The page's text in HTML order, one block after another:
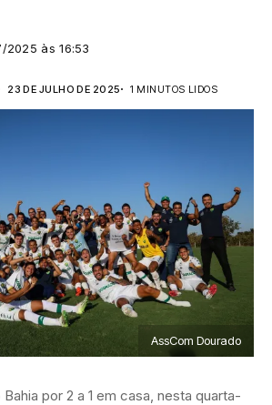
2025 às 16:53
23 DE JULHO DE 2025 1 MINUTOS LIDOS
AssCom Dourado
por 2 a 1 em casa, nesta quarta-